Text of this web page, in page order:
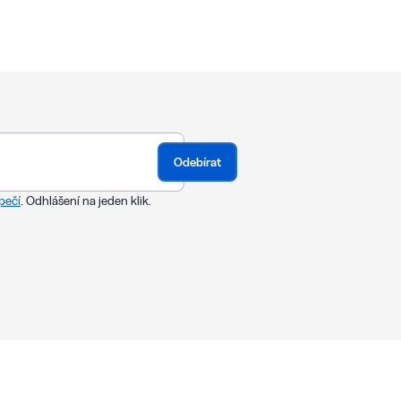
. Odhlášení na jeden klik.
Odebírat